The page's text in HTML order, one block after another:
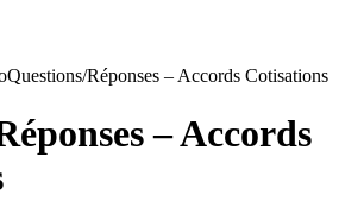
Questions/Réponses – Accords Cotisations
– Accords